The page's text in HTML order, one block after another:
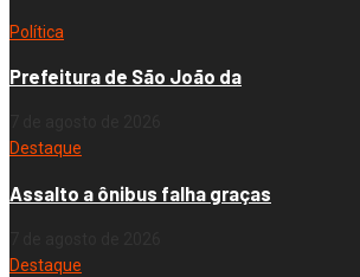
Política
Prefeitura de São João da
Destaque
Assalto a ônibus falha graças
Destaque